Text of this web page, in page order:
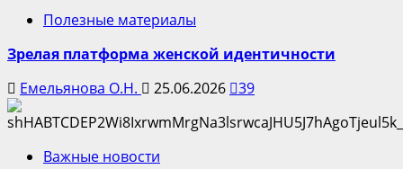
Полезные материалы
Зрелая платформа женской идентичности
Емельянова О.Н.
25.06.2026 39
Важные новости